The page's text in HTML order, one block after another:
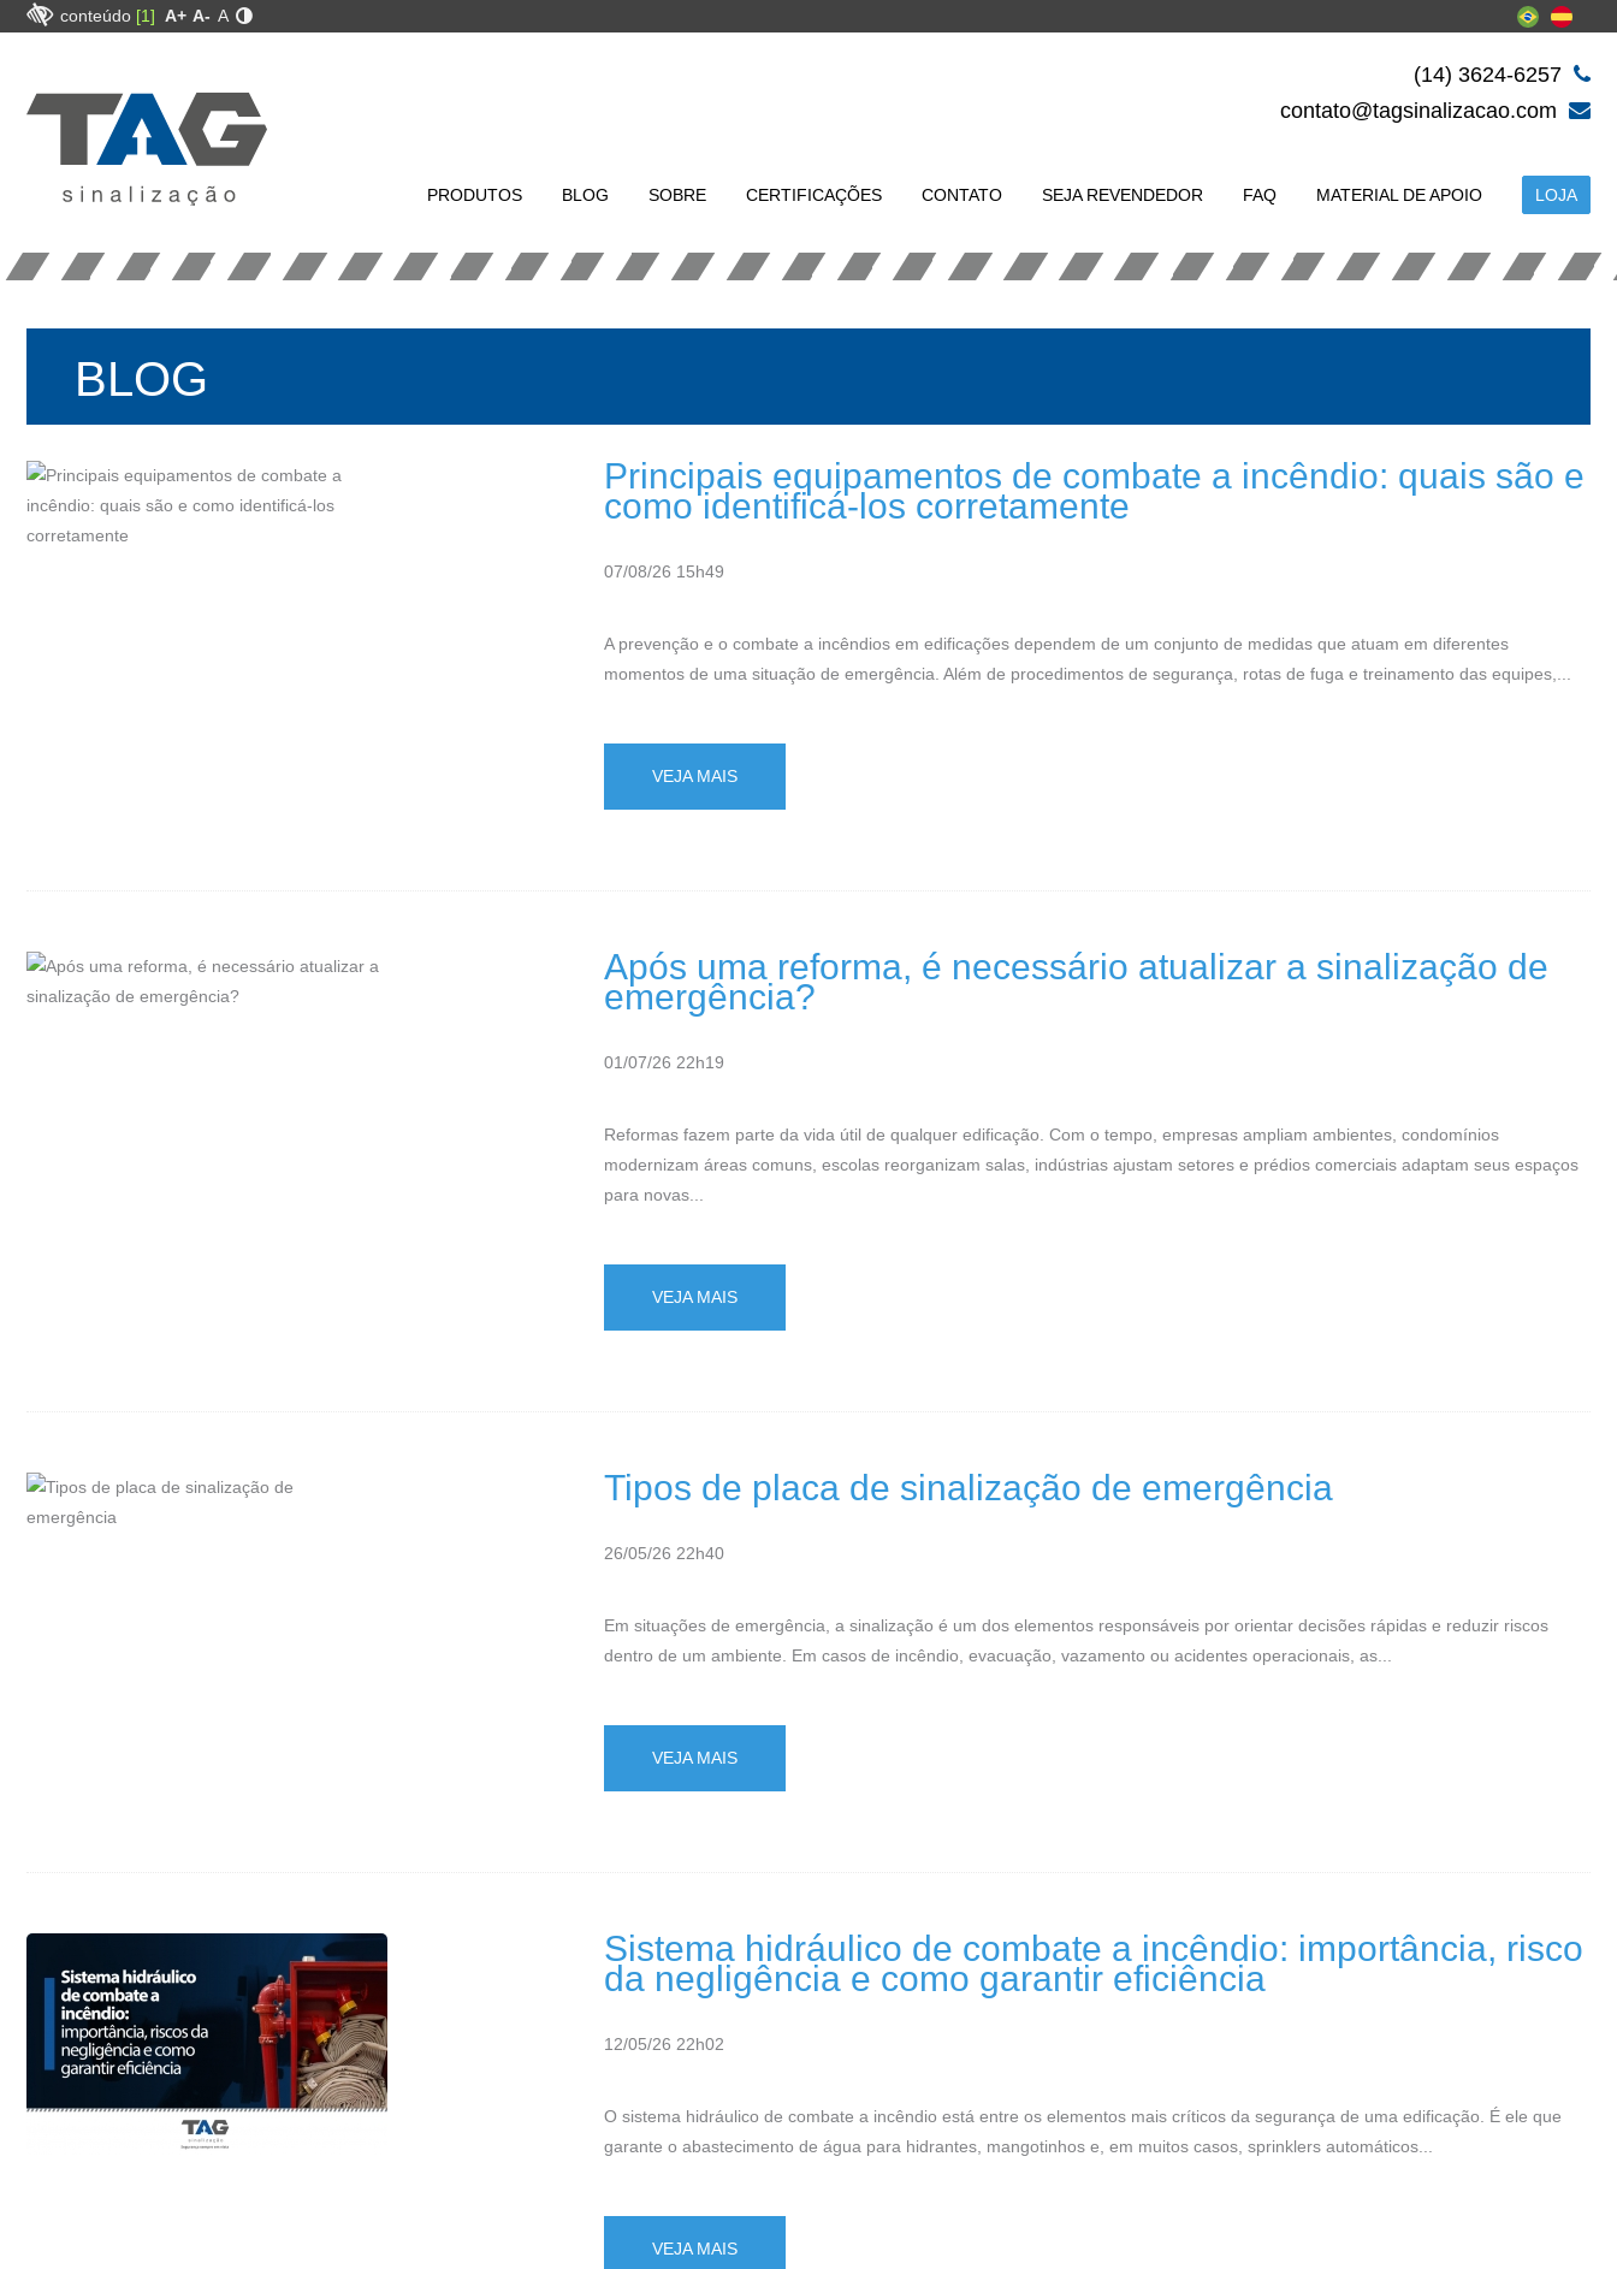
conteúdo [1] A+ A- A
(14) 3624-6257
contato@tagsinalizacao.com
PRODUTOS BLOG SOBRE CERTIFICAÇÕES CONTATO SEJA REVENDEDOR FAQ MATERIAL DE APOIO LOJA
BLOG
Principais equipamentos de combate a incêndio: quais são e
como identificá-los corretamente
07/08/26 15h49
A prevenção e o combate a incêndios em edificações dependem de um conjunto de medidas que atuam em diferentes
momentos de uma situação de emergência. Além de procedimentos de segurança, rotas de fuga e treinamento das equipes,...
VEJA MAIS
Após uma reforma, é necessário atualizar a sinalização de
emergência?
01/07/26 22h19
Reformas fazem parte da vida útil de qualquer edificação. Com o tempo, empresas ampliam ambientes, condomínios
modernizam áreas comuns, escolas reorganizam salas, indústrias ajustam setores e prédios comerciais adaptam seus espaços
para novas...
VEJA MAIS
Tipos de placa de sinalização de emergência
26/05/26 22h40
Em situações de emergência, a sinalização é um dos elementos responsáveis por orientar decisões rápidas e reduzir riscos
dentro de um ambiente. Em casos de incêndio, evacuação, vazamento ou acidentes operacionais, as...
VEJA MAIS
Sistema hidráulico de combate a incêndio: importância, risco
da negligência e como garantir eficiência
12/05/26 22h02
O sistema hidráulico de combate a incêndio está entre os elementos mais críticos da segurança de uma edificação. É ele que
garante o abastecimento de água para hidrantes, mangotinhos e, em muitos casos, sprinklers automáticos...
VEJA MAIS